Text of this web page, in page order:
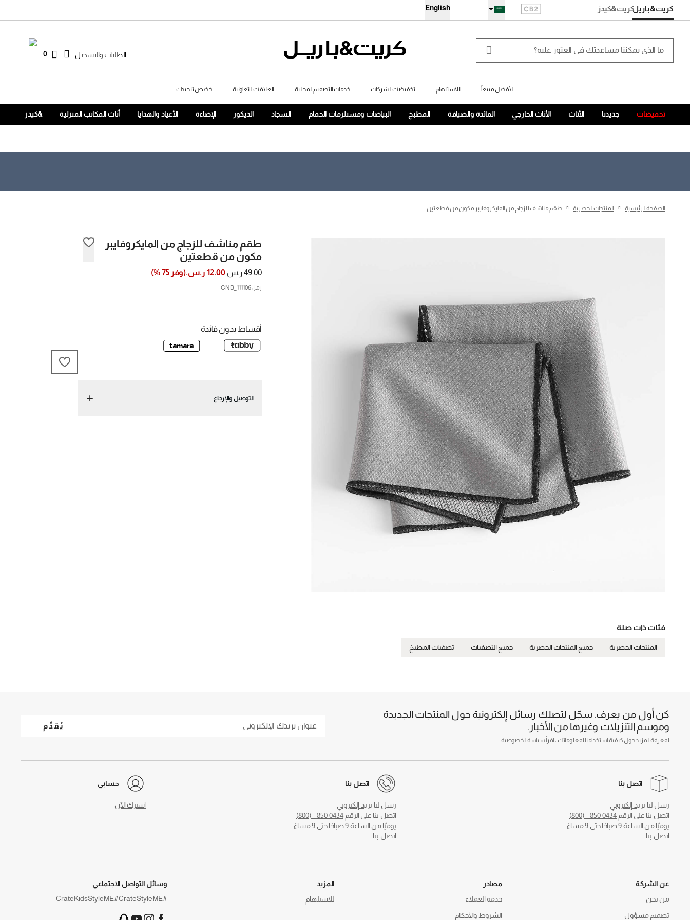
English
الطلبات والتسجيل 0
الأفضل مبيعاً للاستلهام تخفيضات الشركات خدمات التصميم المجانية العلاقات التعاونية خصّص تنجيدك
كريت&باريلكريت&كيدز
تخفيضات جديدنا الأثاث الأثاث الخارجي المائدة والضيافة المطبخ البياضات ومستلزمات الحمام السجاد الديكور الإضاءة الأعياد والهدايا أثاث المكاتب المنزلية &كيدز
الصفحة الرئيسية المنتجات الحصرية طقم مناشف للزجاج من المايكروفايبر مكون من قطعتين
طقم مناشف للزجاج من المايكروفايبر
مكون من قطعتين
49.00 ر.س. 12.00 ر.س. (وفر 75
%)
رمز:
111106_CNB
أقساط بدون فائدة
التوصيل والإرجاع
فئات ذات صلة
المنتجات الحصرية جميع المنتجات الحصرية جميع التصفيات تصفيات المطبخ
كن أول من يعرف. سجّل لتصلك رسائل إلكترونية حول المنتجات الجديدة
وموسم التنزيلات وغيرها من الأخبار.
لمعرفة المزيد حول كيفية استخدامنا لمعلوماتك ، اقرأسياسة الخصوصية.
يُقدِّم
اتصل بنا
رسل لنا بريد إلكتروني
اتصل بنا على الرقم 0434 850 - (800)
يوميًا من الساعة 9 صباحًا حتى 9 مساءً
اتصل بنا
اتصل بنا
رسل لنا بريد إلكتروني
اتصل بنا على الرقم 0434 850 - (800)
يوميًا من الساعة 9 صباحًا حتى 9 مساءً
اتصل بنا
حسابي
اشترك الآن
عن الشركة
من نحن
تصميم مسؤول
مصادر
خدمة العملاء
الشروط والأحكام
المزيد
للاستلهام
وسائل التواصل الاجتماعي
#CrateStyleME
#CrateKidsStyleME